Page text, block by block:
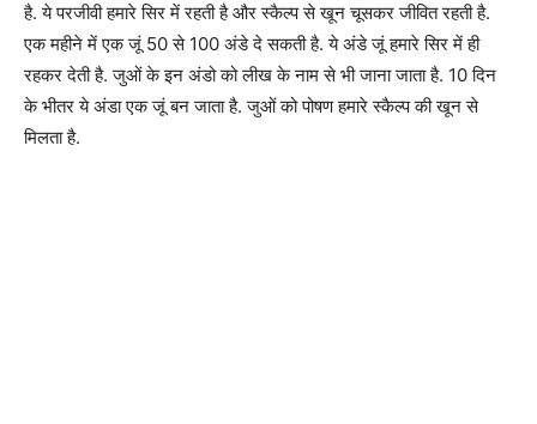
है. ये परजीवी हमारे सिर में रहती है और स्कैल्प से खून चूसकर जीवित रहती है.
एक महीने में एक जूं 50 से 100 अंडे दे सकती है. ये अंडे जूं हमारे सिर में ही
रहकर देती है. जुओं के इन अंडो को लीख के नाम से भी जाना जाता है. 10 दिन
के भीतर ये अंडा एक जूं बन जाता है. जुओं को पोषण हमारे स्कैल्प की खून से
मिलता है.